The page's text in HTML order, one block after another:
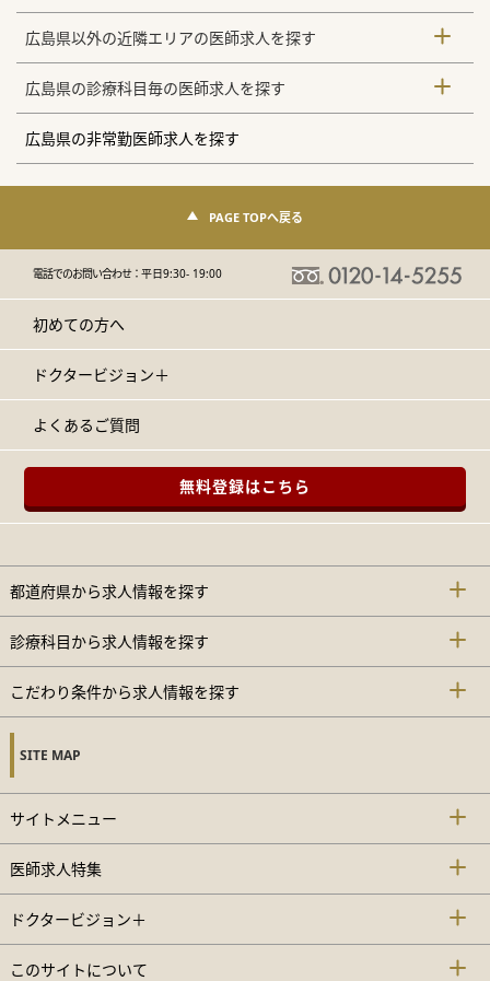
広島県以外の近隣エリアの医師求人を探す
広島県の診療科目毎の医師求人を探す
広島県の非常勤医師求人を探す
PAGE TOPへ戻る
電話でのお問い合わせ：平日9:30- 19:00
初めての方へ
ドクタービジョン＋
よくあるご質問
無料登録はこちら
都道府県から求人情報を探す
診療科目から求人情報を探す
こだわり条件から求人情報を探す
SITE MAP
サイトメニュー
医師求人特集
ドクタービジョン＋
このサイトについて